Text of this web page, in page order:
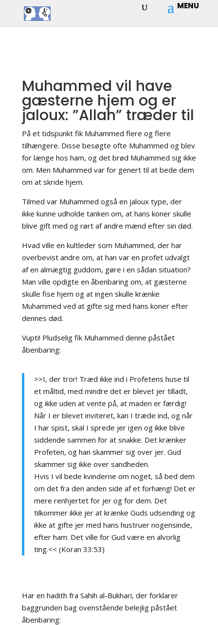
Muhammed vil have
gæsterne hjem og er
jaloux: ”Allah” træder til
På et tidspunkt fik Muhammed flere og flere
tilhængere. Disse besøgte ofte Muhammed og blev
for længe hos ham, og det brød Muhammed sig ikke
om. Men Muhammed var for genert til at bede dem
om at skride hjem.
Tilmed var Muhammed også en jaloux type, der
ikke kunne udholde tanken om, at hans koner skulle
blive gift med og rørt af andre mænd efter sin død.
Hvad ville en kultleder som Muhammed, der har
overbevist andre om, at han var en profet udvalgt
af en almægtig guddom, gøre i en sådan situation?
Man ville opdigte en åbenbaring om, at gæsterne
skulle fise hjem og at ingen skulle krænke
Muhammed ved at gifte sig med hans koner efter
dennes død.
Vupti! Pludselig fik Muhammed denne påstået
åbenbaring:
>>I, der tror! Træd ikke ind i Profetens huse til
et måltid, med mindre det er blevet jer tilladt,
og ikke uden at vente på, at maden er færdig!
Når I er blevet inviteret, kan I træde ind, og når
I har spist, skal I sprede jer igen og ikke blive
siddende sammen for at snakke. Det krænker
Profeten, og han skammer sig over jer. Gud
skammer sig ikke over sandheden.
Hvis I vil bede kvinderne om noget, så bed dem
om det fra den anden side af et forhæng! Det er
mere renhjertet for jer og for dem. Det
tilkommer ikke jer at krænke Guds udsending og
ikke at gifte jer med hans hustruer nogensinde,
efter ham. Det ville for Gud være en alvorlig
ting.<< (Koran 33:53)
Har en hadith fra Sahih al-Bukhari, der forklarer
baggrunden bag ovenstående belejlig påstået
åbenbaring: